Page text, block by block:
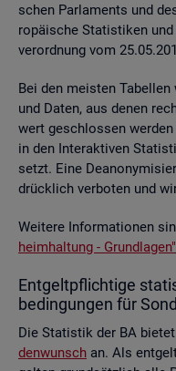
schen Par­la­ments und
ro­päi­sche Sta­tis­ti­ken
ver­ord­nung vom
Bei den meis­ten
und Daten, aus denen
wert ge­schlos­sen
in den In­ter­ak­ti­ven
setzt. Eine
drück­lich ver­bo­ten und
Wei­te­re In­for­ma­tio­nen
heim­hal­tung - Grund­la­gen"
Ent­gelt­pflich­ti­ge
be­din­gun­gen für
Die Sta­tis­tik der BA bie­tet
den­wunsch an. Als